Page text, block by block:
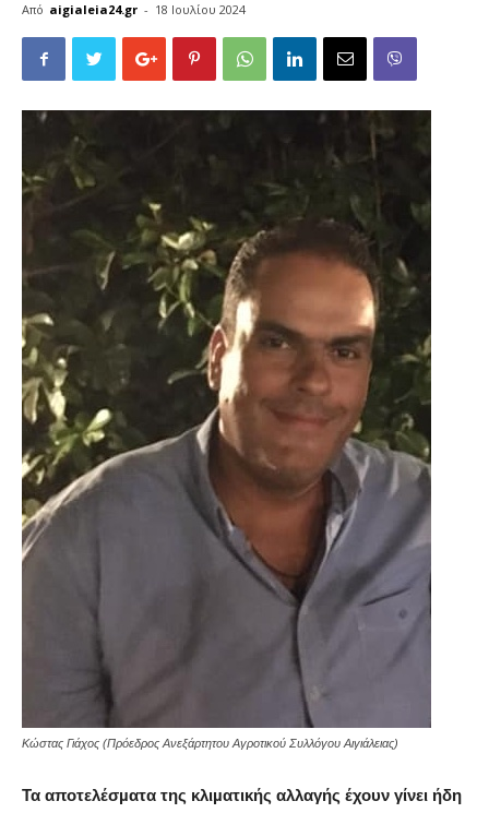
Από aigialeia24.gr - 18 Ιουλίου 2024
Kώστας Γιάχος (Πρόεδρος Ανεξάρτητου Αγροτικού Συλλόγου Αιγιάλειας)
Τα αποτελέσµατα της κλιµατικής αλλαγής έχουν γίνει ήδη